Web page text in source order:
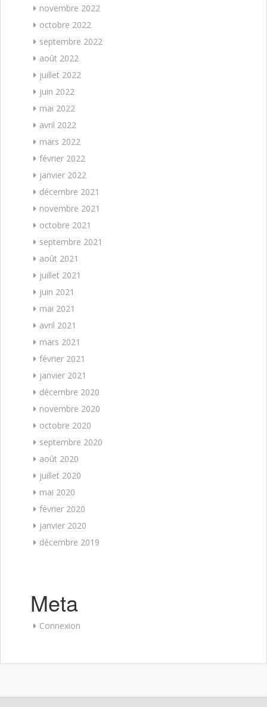
novembre 2022
octobre 2022
septembre 2022
août 2022
juillet 2022
juin 2022
mai 2022
avril 2022
mars 2022
février 2022
janvier 2022
décembre 2021
novembre 2021
octobre 2021
septembre 2021
août 2021
juillet 2021
juin 2021
mai 2021
avril 2021
mars 2021
février 2021
janvier 2021
décembre 2020
novembre 2020
octobre 2020
septembre 2020
août 2020
juillet 2020
mai 2020
février 2020
janvier 2020
décembre 2019
Meta
Connexion